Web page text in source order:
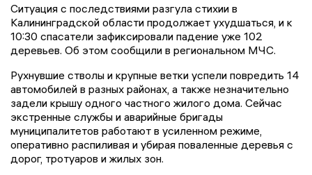
Ситуация с последствиями разгула стихии в
Калининградской области продолжает ухудшаться, и к
10:30 спасатели зафиксировали падение уже 102
деревьев. Об этом сообщили в региональном МЧС.
Рухнувшие стволы и крупные ветки успели повредить 14
автомобилей в разных районах, а также незначительно
задели крышу одного частного жилого дома. Сейчас
экстренные службы и аварийные бригады
муниципалитетов работают в усиленном режиме,
оперативно распиливая и убирая поваленные деревья с
дорог, тротуаров и жилых зон.